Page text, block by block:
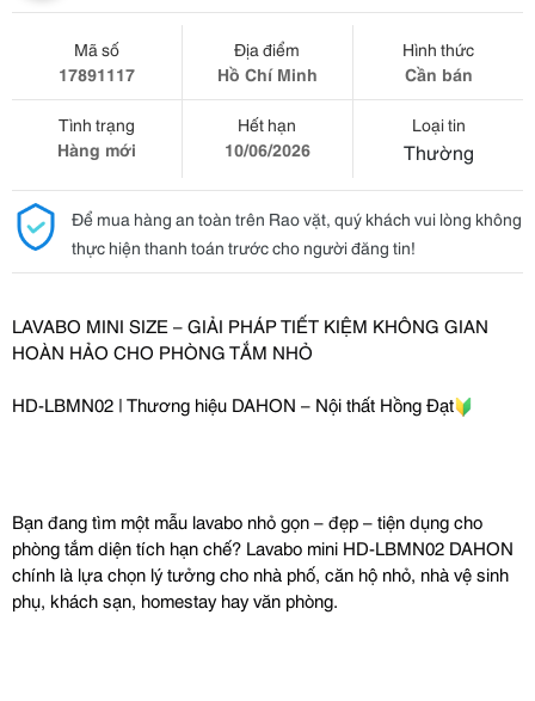
Mã số
17891117
Địa điểm
Hồ Chí Minh
Hình thức
Cần bán
Tình trạng
Hàng mới
Hết hạn
10/06/2026
Loại tin
Thường
Để mua hàng an toàn trên Rao vặt, quý khách vui lòng không
thực hiện thanh toán trước cho người đăng tin!
LAVABO MINI SIZE – GIẢI PHÁP TIẾT KIỆM KHÔNG GIAN
HOÀN HẢO CHO PHÒNG TẮM NHỎ
HD-LBMN02 | Thương hiệu DAHON – Nội thất Hồng Đạt
Bạn đang tìm một mẫu lavabo nhỏ gọn – đẹp – tiện dụng cho
phòng tắm diện tích hạn chế? Lavabo mini HD-LBMN02 DAHON
chính là lựa chọn lý tưởng cho nhà phố, căn hộ nhỏ, nhà vệ sinh
phụ, khách sạn, homestay hay văn phòng.